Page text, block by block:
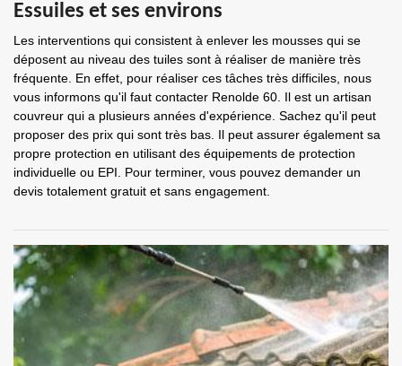
Essuiles et ses environs
Les interventions qui consistent à enlever les mousses qui se
déposent au niveau des tuiles sont à réaliser de manière très
fréquente. En effet, pour réaliser ces tâches très difficiles, nous
vous informons qu'il faut contacter Renolde 60. Il est un artisan
couvreur qui a plusieurs années d'expérience. Sachez qu'il peut
proposer des prix qui sont très bas. Il peut assurer également sa
propre protection en utilisant des équipements de protection
individuelle ou EPI. Pour terminer, vous pouvez demander un
devis totalement gratuit et sans engagement.